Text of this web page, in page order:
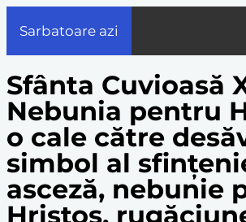
Sarbatoare azi
Sfânta Cuvioasă
Nebunia pentru
o cale către
simbol al
asceză, nebunie
Hristos,